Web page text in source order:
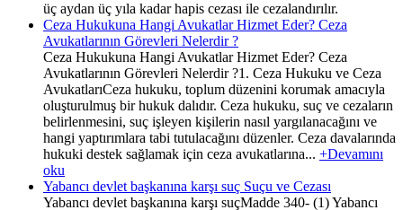
üç aydan üç yıla kadar hapis cezası ile cezalandırılır.
Ceza Hukukuna Hangi Avukatlar Hizmet Eder? Ceza
Avukatlarının Görevleri Nelerdir ?
Ceza Hukukuna Hangi Avukatlar Hizmet Eder? Ceza
Avukatlarının Görevleri Nelerdir ?1. Ceza Hukuku ve Ceza
AvukatlarıCeza hukuku, toplum düzenini korumak amacıyla
oluşturulmuş bir hukuk dalıdır. Ceza hukuku, suç ve cezaların
belirlenmesini, suç işleyen kişilerin nasıl yargılanacağını ve
hangi yaptırımlara tabi tutulacağını düzenler. Ceza davalarında
hukuki destek sağlamak için ceza avukatlarına... +Devamını
oku
Yabancı devlet başkanına karşı suç Suçu ve Cezası
Yabancı devlet başkanına karşı suçMadde 340- (1) Yabancı